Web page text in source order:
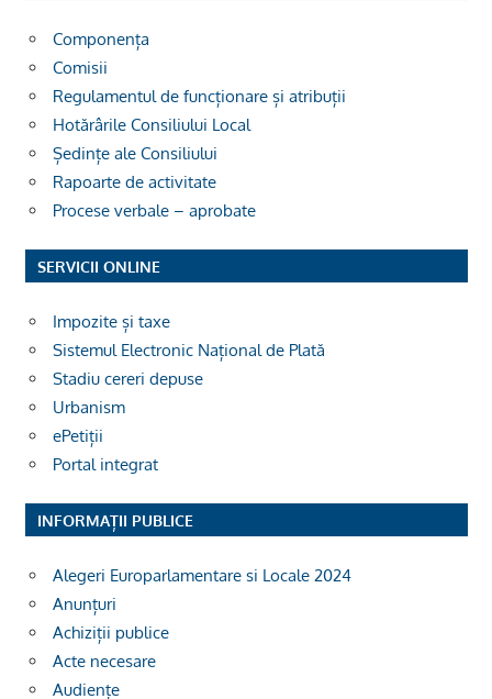
Componența
Comisii
Regulamentul de funcționare și atribuții
Hotărârile Consiliului Local
Ședințe ale Consiliului
Rapoarte de activitate
Procese verbale – aprobate
SERVICII ONLINE
Impozite și taxe
Sistemul Electronic Național de Plată
Stadiu cereri depuse
Urbanism
ePetiții
Portal integrat
INFORMAȚII PUBLICE
Alegeri Europarlamentare si Locale 2024
Anunțuri
Achiziții publice
Acte necesare
Audiențe